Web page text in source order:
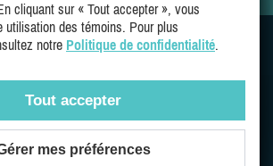
SUIVEZ-NOUS SUR
100% québécoise et fière de l'être
cliquant sur « Tout accepter », vous
utilisation des témoins. Pour plus
notre Politique de confidentialité.
Tout accepter
mes préférences